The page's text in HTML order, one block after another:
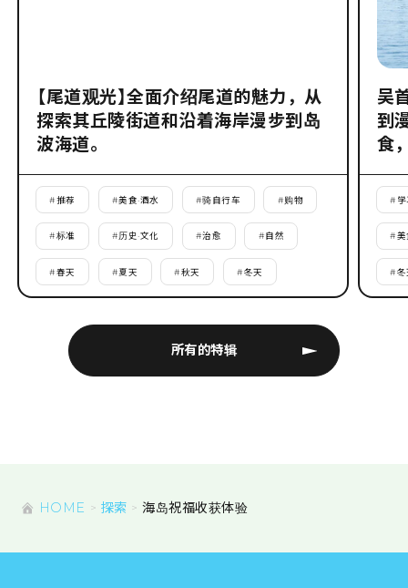
所有的特辑
【尾道观光】全面介绍尾道的魅力，从
探索其丘陵街道和沿着海岸漫步到岛
波海道。
#推荐 #美食·酒水 #骑自行车 #购物
#标准 #历史·文化 #治愈 #自然
#春天 #夏天 #秋天 #冬天
吴
到
食
# 学
#美
#冬
HOME 探索 海岛祝福收获体验